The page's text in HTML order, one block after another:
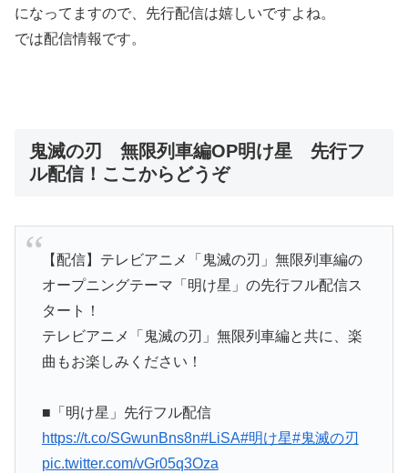
になってますので、先行配信は嬉しいですよね。
では配信情報です。
鬼滅の刃 無限列車編OP明け星 先行フ
ル配信！ここからどうぞ
【配信】テレビアニメ「鬼滅の刃」無限列車編の
オープニングテーマ「明け星」の先行フル配信ス
タート！
テレビアニメ「鬼滅の刃」無限列車編と共に、楽
曲もお楽しみください！
■「明け星」先行フル配信
https://t.co/SGwunBns8n#LiSA#明け星#鬼滅の刃
pic.twitter.com/vGr05q3Oza